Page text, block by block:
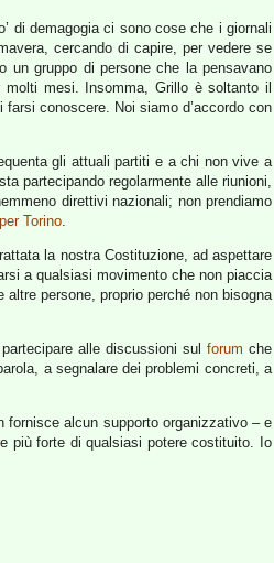
di demagogia ci sono cose che i giornali
cercando di capire, per vedere se
gruppo di persone che la pensavano
mesi. Insomma, Grillo è soltanto il
conoscere. Noi siamo d’accordo con
gli attuali partiti e a chi non vive a
partecipando regolarmente alle riunioni,
direttivi nazionali; non prendiamo
Torino.
la nostra Costituzione, ad aspettare
a qualsiasi movimento che non piaccia
persone, proprio perché non bisogna
alle discussioni sulforum che
a segnalare dei problemi concreti, a
fornisce alcun supporto organizzativo – e
più forte di qualsiasi potere costituito. Io